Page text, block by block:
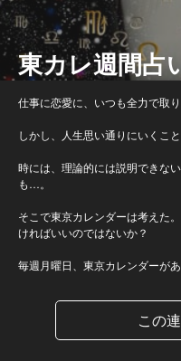
東カレ週間占
仕事に恋愛に、いつも全力で取
しかし、人生思い通りにいくこ
時には、理論的には説明できな
も…。
そこで東京カレンダーは考えた
ければいいのではないか？
毎週月曜日、東京カレンダーが
この